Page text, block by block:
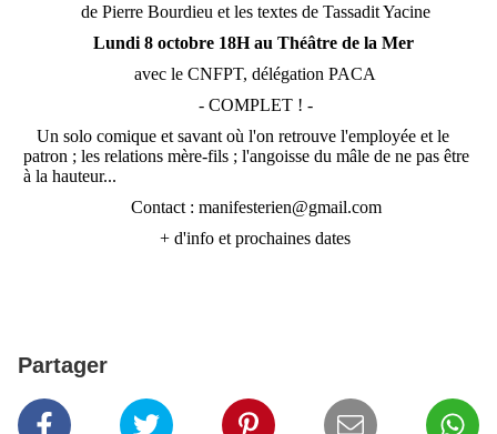
de Pierre Bourdieu et les textes de Tassadit Yacine
Lundi 8 octobre 18H au Théâtre de la Mer
avec le CNFPT, délégation PACA
- COMPLET ! -
Un solo comique et savant où l'on retrouve l'employée et le
patron ; les relations mère-fils ; l'angoisse du mâle de ne pas être
à la hauteur...
Contact : manifesterien@gmail.com
+ d'info et prochaines dates
Partager